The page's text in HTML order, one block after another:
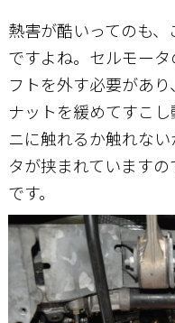
熱害が酷いってのも
ですよね。セルモー
フトを外す必要があ
ナットを緩めてすこ
ニに触れるか触れな
タが挟まれています
です。